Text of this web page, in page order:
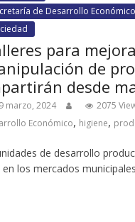
de Desarrollo
para
de
desde
marzo, 2024 2075
Económico, higiene,
de desarrollo
los mercados